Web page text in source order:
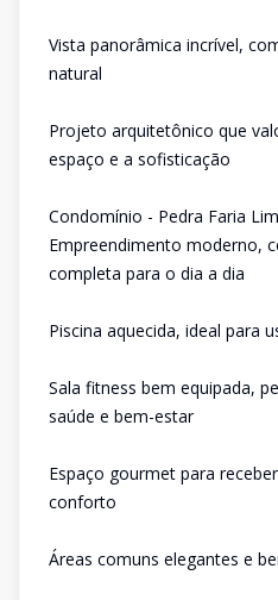
Vista panorâmica incrível,
natural
Projeto arquitetônico que
espaço e a sofisticação
Condomínio - Pedra Faria
Empreendimento moderno,
completa para o dia a dia
Piscina aquecida, ideal para
Sala fitness bem equipada,
saúde e bem-estar
Espaço gourmet para
conforto
Áreas comuns elegantes e